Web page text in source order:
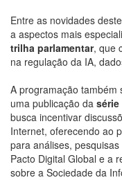
Entre as novidades
a aspectos mais
trilha parlamentar, que
na regulação da IA,
A programação também
uma publicação da série
busca incentivar
Internet, oferecendo ao
para análises,
Pacto Digital Global e a
sobre a Sociedade da